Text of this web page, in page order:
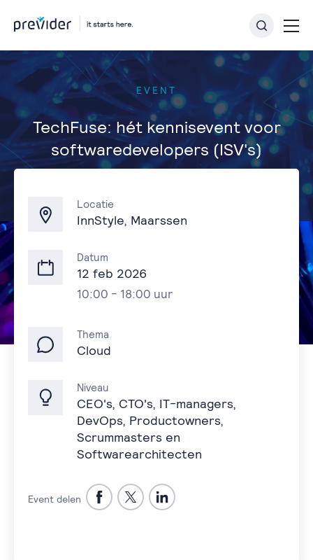
EVENT
TechFuse: hét kennisevent voor
softwaredevelopers (ISV's)
Locatie
InnStyle, Maarssen
Datum
12 feb 2026
10:00 - 18:00 uur
Thema
Cloud
Niveau
CEO's, CTO's, IT-managers,
DevOps, Productowners,
Scrummasters en
Softwarearchitecten
Event delen